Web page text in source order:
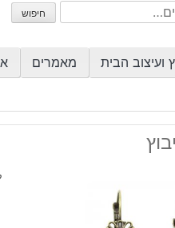
חיפוש
ועיצוב הבית מאמרים